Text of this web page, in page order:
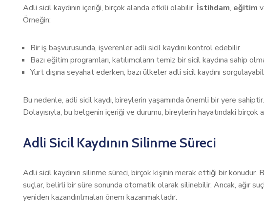
Adli sicil kaydının içeriği, birçok alanda etkili olabilir. İstihdam, eğitim
Örneğin:
Bir iş başvurusunda, işverenler adli sicil kaydını kontrol edebilir.
Bazı eğitim programları, katılımcıların temiz bir sicil kaydına sahip
Yurt dışına seyahat ederken, bazı ülkeler adli sicil kaydını
Bu nedenle, adli sicil kaydı, bireylerin yaşamında önemli bir yere
Dolayısıyla, bu belgenin içeriği ve durumu, bireylerin hayatındaki
Adli Sicil Kaydının Silinme Süreci
Adli sicil kaydının silinme süreci, birçok kişinin merak ettiği bir konudur.
suçlar, belirli bir süre sonunda otomatik olarak silinebilir. Ancak, ağır
yeniden kazandırılmaları önem kazanmaktadır.